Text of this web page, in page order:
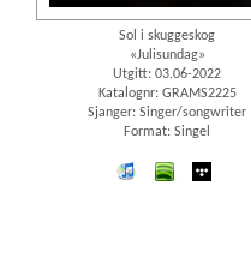
Sol i skuggeskog
«Julisundag»
Utgitt: 03.06-2022
Katalognr: GRAMS2225
Sjanger: Singer/songwriter
Format: Singel
iTunes spotify